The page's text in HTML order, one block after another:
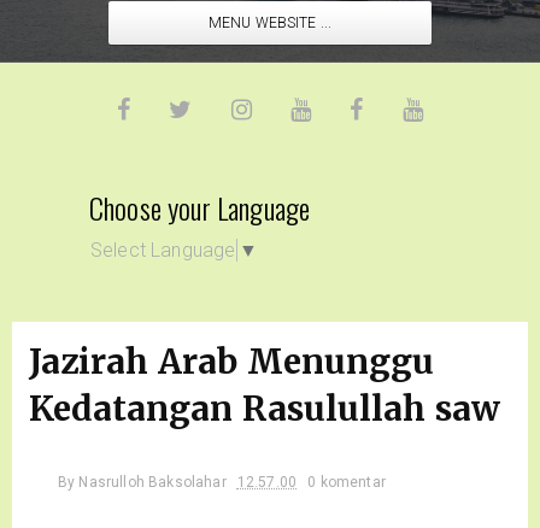
MENU WEBSITE ...
Choose your Language
Select Language ▼
Jazirah Arab Menunggu
Kedatangan Rasulullah saw
By Nasrulloh Baksolahar 12.57.00 0 komentar